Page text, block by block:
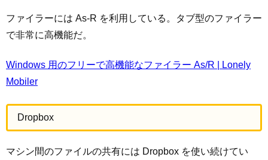
ファイラーには As-R を利用している。タブ型のファイラー
で非常に高機能だ。
Windows 用のフリーで高機能なファイラー As/R | Lonely
Mobiler
Dropbox
マシン間のファイルの共有には Dropbox を使い続けてい